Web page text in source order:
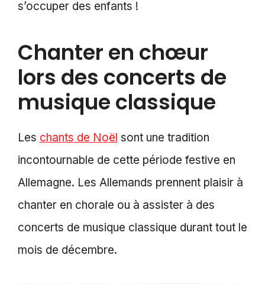
s’occuper des enfants !
Chanter en chœur
lors des concerts de
musique classique
Les chants de Noël sont une tradition
incontournable de cette période festive en
Allemagne. Les Allemands prennent plaisir à
chanter en chorale ou à assister à des
concerts de musique classique durant tout le
mois de décembre.